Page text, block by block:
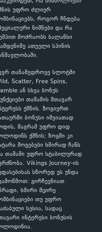
უფრო ძლიერ
როგორ ჩნდება
ნიშნები და რა
მოძრაობს ბალანსი
ათეული სპინის
თანამედროვე სლოტში
Scatter, Free Spins,
ან სხვა ბონუს
თამაშის მთავარ
ქმნის. ზოგიერთ
ბონუსი იშვიათად
მაგრამ უფრო დიდ
ქმნის; ზოგში კი
მოგებები ხშირად ჩანს
თამაში უფრო სტაბილურად
Vikings Journey-ის
სწორედ ეს უნდა
გირჩევნიათ
ხშირი მცირე
თუ უფრო
სესია, სადაც
ინტერესი ბონუსის